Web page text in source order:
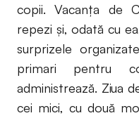
copii. Vacanța de
repezi și, odată cu
surprizele
primari pentru
administrează. Ziua
cei mici, cu două